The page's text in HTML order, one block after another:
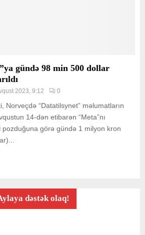
gündə 98 min 500 dollar
2023, 9:12 0
Norveçdə “Datatilsynet” məlumatların
14-dən etibarən “Meta”nı
pozduğuna görə gündə 1 milyon kron
dəstək olaq!